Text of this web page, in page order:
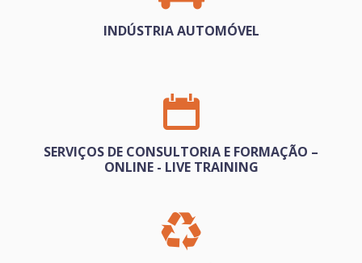
INDÚSTRIA AUTOMÓVEL
SERVIÇOS DE CONSULTORIA E FORMAÇÃO –
ONLINE - LIVE TRAINING